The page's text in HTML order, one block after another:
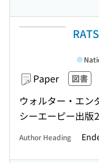
Paper 図書
ウォルター・エン
シーエーピー出版
Author Heading